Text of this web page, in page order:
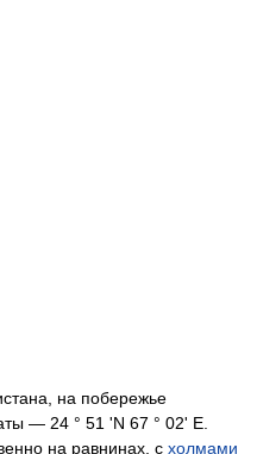
на побережье
— 24 ° 51 'N 67 ° 02' E.
на равнинах, с холмами